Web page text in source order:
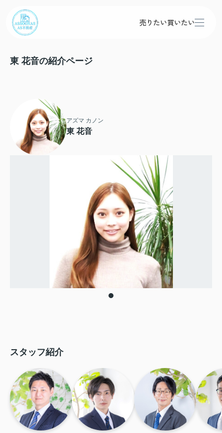
売りたい買いたい
東 花音の紹介ページ
アズマ カノン
東 花音
スタッフ紹介